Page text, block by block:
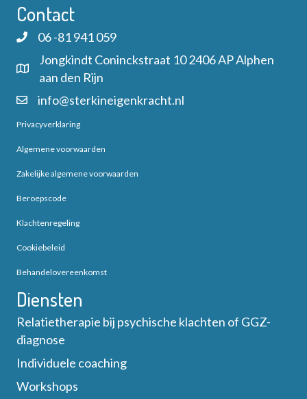
Contact
06 -81 941 059
Jongkindt Coninckstraat 10 2406 AP Alphen
aan den Rijn
info@sterkineigenkracht.nl
Privacyverklaring
Algemene voorwaarden
Zakelijke algemene voorwaarden
Beroepscode
Klachtenregeling
Cookiebeleid
Behandelovereenkomst
Diensten
Relatietherapie bij psychische klachten of GGZ-
diagnose
Individuele coaching
Workshops